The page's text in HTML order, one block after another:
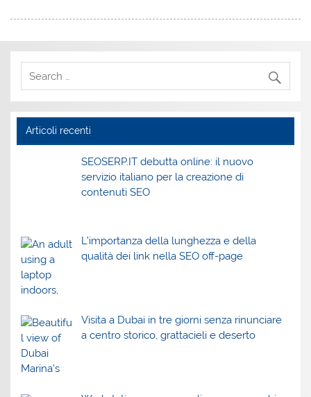
Articoli recenti
SEOSERP.IT debutta online: il nuovo
servizio italiano per la creazione di
contenuti SEO
L’importanza della lunghezza e della
qualità dei link nella SEO off-page
Visita a Dubai in tre giorni senza rinunciare
a centro storico, grattacieli e deserto